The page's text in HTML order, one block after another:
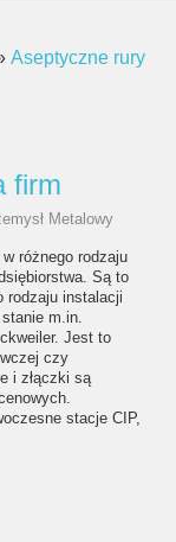
Aseptyczne rury
firm
Metalowy
różnego rodzaju
Są to
rodzaju instalacji
m.in.
Jest to
czy
i złączki są
stacje CIP,